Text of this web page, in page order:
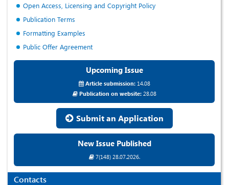
Open Access, Licensing and Copyright Policy
Publication Terms
Formatting Examples
Public Offer Agreement
Upcoming Issue
Article submission:14.08
Publication on website:28.08
Submit an Application
New Issue Published
7(148) 28.07.2026.
Contacts